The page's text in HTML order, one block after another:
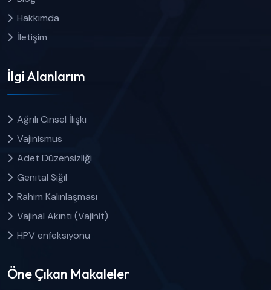
Hakkımda
İletişim
İlgi Alanlarım
Ağrılı Cinsel İlişki
Vajinismus
Adet Düzensizliği
Genital Siğil
Rahim Kalınlaşması
Vajinal Akıntı (Vajinit)
HPV enfeksiyonu
Öne Çıkan Makaleler